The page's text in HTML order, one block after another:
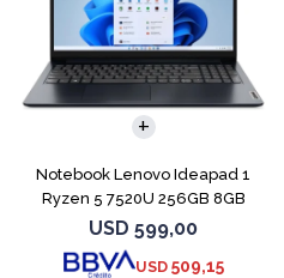
Notebook Lenovo Ideapad 1
Ryzen 5 7520U 256GB 8GB
Abyss Blue
USD 599,00
USD 509,15